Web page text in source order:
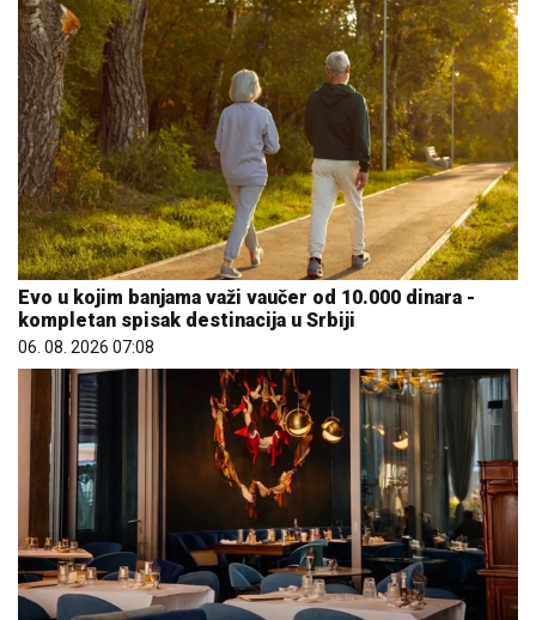
Evo u kojim banjama važi vaučer od 10.000 dinara -
kompletan spisak destinacija u Srbiji
06. 08. 2026 07:08